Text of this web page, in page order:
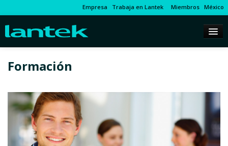
Empresa Trabaja en Lantek Miembros México
Formación